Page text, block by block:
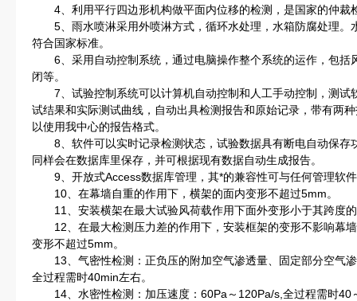
4、利用平行四边形机构做平面内位移的检测，是国家的仲裁
5、雨水喷淋采用外喷淋方式，循环水处理，水箱防腐处理。
符合国家标准。
6、采用自动控制系统，通过电脑操作整个系统的运作，包括
闭等。
7、试验控制系统可以计算机自动控制和人工手动控制，测试
试结果和实际测试曲线，自动出具检测报告和原始记录，带有两
以使用我中心的报告格式。
8、软件可以实时记录检测状态，试验数据具有断电自动保存
同样会在数据库里保存，并可根据现有数据自动生成报告。
9、开放式Access数据库管理，其*的兼容性可与任何管理软
10、在幕墙自重的作用下，横架的面内变形不超过5mm。
11、安装横架在最大试验风荷载作用下面外变形小于其跨度
12、在最大检测压力差的作用下，安装框架的变形不影响幕
变形不超过5mm。
13、气密性检测：正负压的附加空气渗透量、固定部分空气
全过程需时40min左右。
14、水密性检测：加压速度：60Pa～120Pa/s,全过程需时40